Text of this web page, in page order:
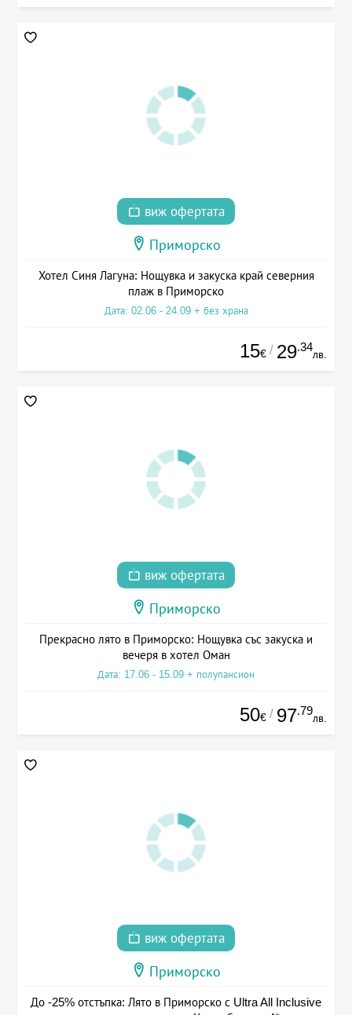
виж офертата
Приморско
Хотел Синя Лагуна: Нощувка и закуска край северния
плаж в Приморско
Дата: 02.06 - 24.09 + без храна
15€ / 29.34
лв.
виж офертата
Приморско
Прекрасно лято в Приморско: Нощувка със закуска и
вечеря в хотел Оман
Дата: 17.06 - 15.09 + полупансион
50€ / 97.79
лв.
виж офертата
Приморско
До -25% отстъпка: Лято в Приморско с Ultra All Inclusive